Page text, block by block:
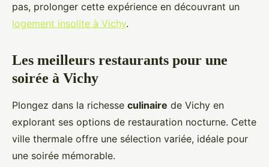
pas, prolonger cette expérience en découvrant un
logement insolite à Vichy.
Les meilleurs restaurants pour une
soirée à Vichy
Plongez dans la richesse culinaire de Vichy en
explorant ses options de restauration nocturne. Cette
ville thermale offre une sélection variée, idéale pour
une soirée mémorable.